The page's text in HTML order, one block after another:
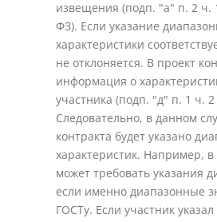
извещения (подп. "а" п. 2 ч.
ФЗ). Если указание
характеристики
не отклоняется. В проект
информация о
участника (подп. "д" п. 1 ч.
Следовательно, в данном
контракта будет указано
характеристик. Например,
может требовать указания
если именно диапазонные
ГОСТу. Если участник